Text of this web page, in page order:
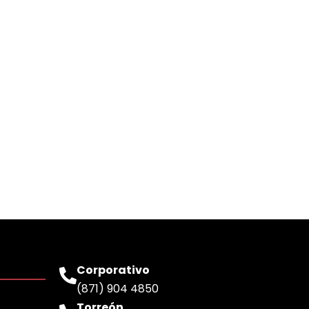
Corporativo
(871) 904 4850